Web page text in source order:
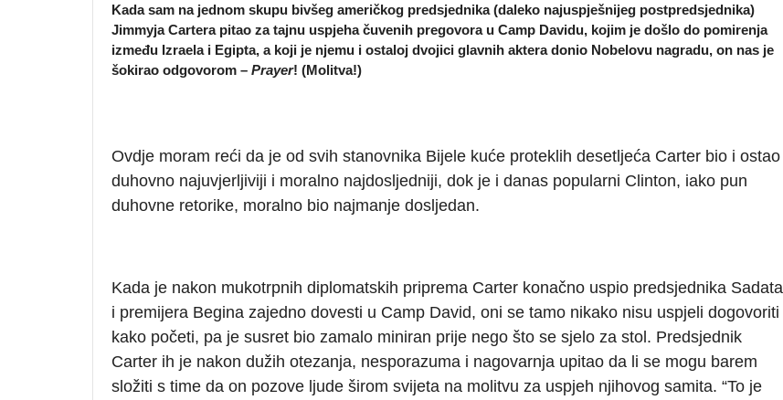
Kada sam na jednom skupu bivšeg američkog predsjednika (daleko najuspješnijeg postpredsjednika)
Jimmyja Cartera pitao za tajnu uspjeha čuvenih pregovora u Camp Davidu, kojim je došlo do pomirenja
između Izraela i Egipta, a koji je njemu i ostaloj dvojici glavnih aktera donio Nobelovu nagradu, on nas je
šokirao odgovorom – Prayer! (Molitva!)
Ovdje moram reći da je od svih stanovnika Bijele kuće proteklih desetljeća Carter bio i ostao
duhovno najuvjerljiviji i moralno najdosljedniji, dok je i danas popularni Clinton, iako pun
duhovne retorike, moralno bio najmanje dosljedan.
Kada je nakon mukotrpnih diplomatskih priprema Carter konačno uspio predsjednika Sadata
i premijera Begina zajedno dovesti u Camp David, oni se tamo nikako nisu uspjeli dogovoriti
kako početi, pa je susret bio zamalo miniran prije nego što se sjelo za stol. Predsjednik
Carter ih je nakon dužih otezanja, nesporazuma i nagovarnja upitao da li se mogu barem
složiti s time da on pozove ljude širom svijeta na molitvu za uspjeh njihovog samita. “To je